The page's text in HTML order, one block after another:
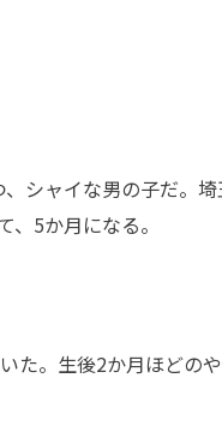
シャイな男の子だ。埼
5か月になる。
た。生後2か月ほどの